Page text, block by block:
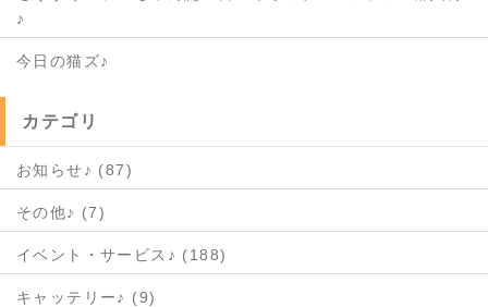
♪
今日の猫ズ♪
カテゴリ
お知らせ♪ (87)
その他♪ (7)
イベント・サービス♪ (188)
キャッテリー♪ (9)